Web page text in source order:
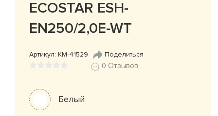
ECOSTAR ESH-
EN250/2,0E-WT
Артикул: КМ-41529 Поделиться
0 Отзывов
Белый